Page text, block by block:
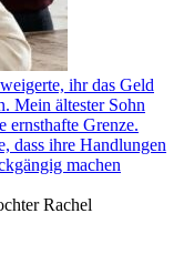
ihr das Geld
Mein ältester Sohn
ernsthafte Grenze.
dass ihre Handlungen
machen
Rachel